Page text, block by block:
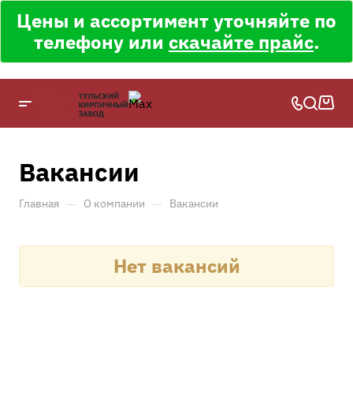
Цены и ассортимент уточняйте по
телефону или скачайте прайс.
Вакансии
Главная — О компании — Вакансии
Нет вакансий